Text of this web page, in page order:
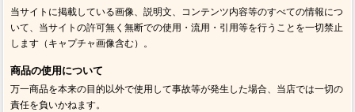
当サイトに掲載している画像、説明文、コンテンツ内容等のすべての情報につ
いて、当サイトの許可無く無断での使用・流用・引用等を行うことを一切禁止
します（キャプチャ画像含む）。
商品の使用について
万一商品を本来の目的以外で使用して事故等が発生した場合、当店では一切の
責任を負いかねます。